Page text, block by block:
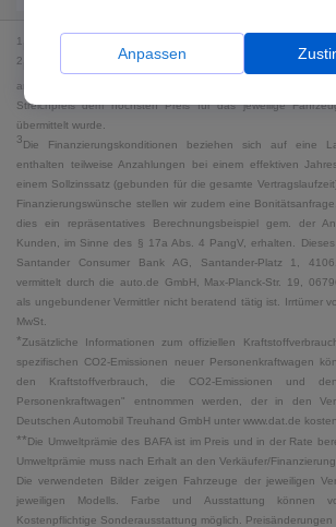
1
2 Bei dem Streichpreis handelt es sich für Neufahrzeuge
an auto.de übermittelten Listenpreis. Für alle anderen
Streichpreis dem höchsten Preis für das jeweilige
übermittelt wurde.
3Die Finanzierungskonditionen beziehen sich auf eine
enthalten teilweise Anzahlungen bei einem effektiven
einem Sollzinssatz (gebunden für die gesamte
Finanzierungswünsche stellen wir zudem eine
dies ein repräsentatives Berechnungsbeispiel gem. der
Kunden, im Sinne des § 17a Abs. 4 PangV, erhalten.
Santander Consumer Bank AG, Santander-Platz 1,
vermittelt durch die auto.de GmbH, Max-Planck-Str. 19,
als ungebundener Vermittler nicht beratend tätig ist. Irrtümer
MwSt.
*Zusätzliche Informationen zum offiziellen
spezifischen CO2-Emissionen neuer Personenkraftwagen
den Kraftstoffverbrauch, die CO2-Emissionen und
Personenkraftwagen" entnommen werden, der in den
Deutschen Automobil Treuhand GmbH unter www.dat.de
**Die Umweltprämie des BAFA ist im Preis und in der Rate
Umweltprämie muss nach Erhalt an den Verkäufer/
Die verwendeten Bilder zeigen Fahrzeuge der jeweiligen
jeweiligen Modells. Farbe und Ausstattung können
Kostenpflichtige Sonderausstattung möglich. Preisänderungen
anpassen. Dies ist auch später
Cookie-Richtliniemöglich. Weitere
Sie in unsererDatenschutzerklärung .
Anpassen